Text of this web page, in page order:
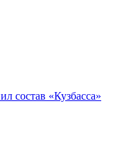
состав «Кузбасса»